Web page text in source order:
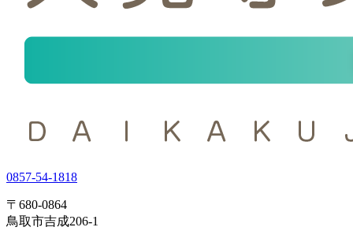
0857-54-1818
〒680-0864
鳥取市吉成206-1